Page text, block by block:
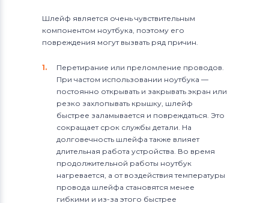
Шлейф является очень чувствительным
компонентом ноутбука, поэтому его
повреждения могут вызвать ряд причин.
Перетирание или преломление проводов.
При частом использовании ноутбука —
постоянно открывать и закрывать экран или
резко захлопывать крышку, шлейф
быстрее заламывается и повреждаться. Это
сокращает срок службы детали. На
долговечность шлейфа также влияет
длительная работа устройства. Во время
продолжительной работы ноутбук
нагревается, а от воздействия температуры
провода шлейфа становятся менее
гибкими и из-за этого быстрее